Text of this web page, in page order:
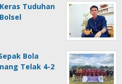
Tuduhan
Bola
Telak 4-2